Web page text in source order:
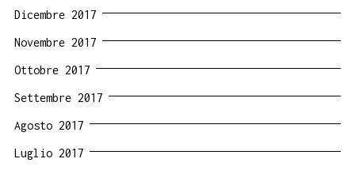
Dicembre 2017
Novembre 2017
Ottobre 2017
Settembre 2017
Agosto 2017
Luglio 2017